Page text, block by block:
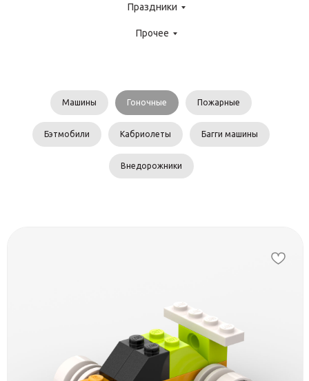
Праздники
Прочее
Машины Гоночные Пожарные
Бэтмобили Кабриолеты Багги машины
Внедорожники